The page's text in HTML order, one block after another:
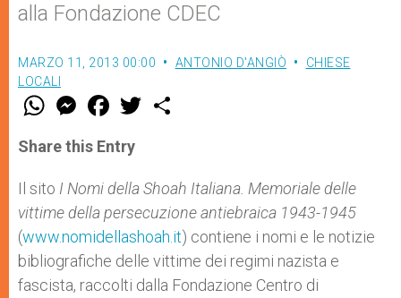
alla Fondazione CDEC
MARZO 11, 2013 00:00 ANTONIO D'ANGIÒ
CHIESE
LOCALI
W
t
s
p
p
M
e
s
e
g
e
r
F
a
e
b
o
k
w
r
Share this Entry
Il sito I Nomi della Shoah Italiana. Memoriale delle
vittime della persecuzione antiebraica 1943-1945
(www.nomidellashoah.it) contiene i nomi e le notizie
bibliografiche delle vittime dei regimi nazista e
fascista, raccolti dalla Fondazione Centro di